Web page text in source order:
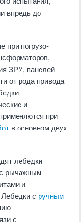
впредь до
при погрузо-
ЗРУ, панелей
от рода привода
и
при
в основном двух
лебедки
рычажным
и
с ручным
с